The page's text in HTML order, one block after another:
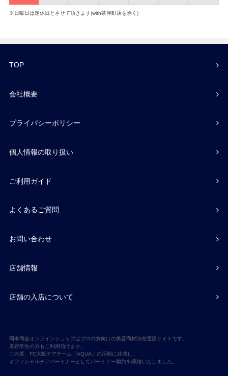
※日曜日は定休日とさせて頂きます(with茶屋町店を除く)
TOP
会社概要
プライバシーポリシー
個人情報の取り扱い
ご利用ガイド
よくあるご質問
お問い合わせ
店舗情報
店舗の入店について
岡本商会オンラインショップはプロの方向けの美容商材卸売通販サイトです。
美容学生の方もご利用頂けます。
この度、FC大阪チアチーム『AQUA』の活動に共感し、
オフィシャルチアパートナーとしてパートナー契約を締結いたしました。